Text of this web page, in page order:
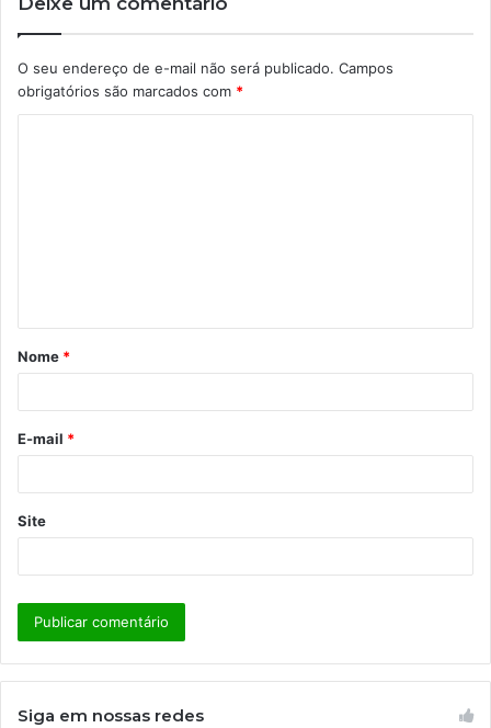
O seu endereço de e-mail não será publicado. Campos
obrigatórios são marcados com *
á
r
*
Nome *
E-mail *
Site
Siga em nossas redes